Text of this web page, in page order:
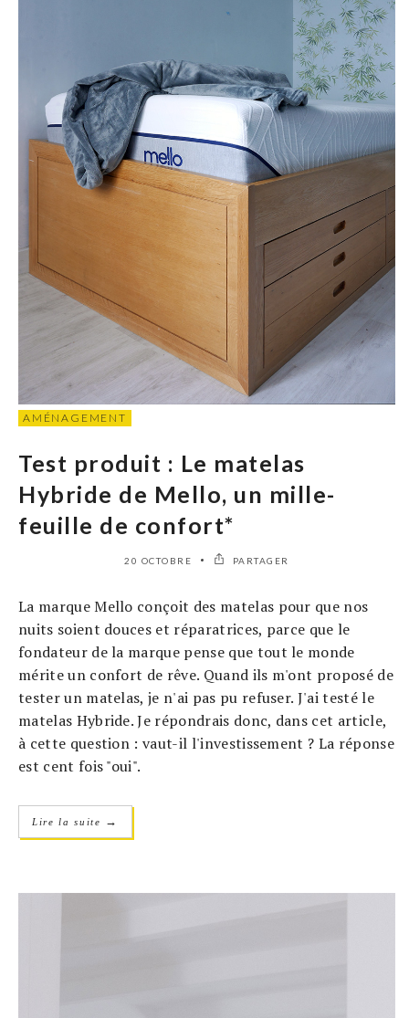
AMÉNAGEMENT
Test produit : Le matelas
Hybride de Mello, un mille-
feuille de confort*
20 OCTOBRE PARTAGER
La marque Mello conçoit des matelas pour que nos
nuits soient douces et réparatrices, parce que le
fondateur de la marque pense que tout le monde
mérite un confort de rêve. Quand ils m'ont proposé de
tester un matelas, je n'ai pas pu refuser. J'ai testé le
matelas Hybride. Je répondrais donc, dans cet article,
à cette question : vaut-il l'investissement ? La réponse
est cent fois "oui".
Lire la suite →